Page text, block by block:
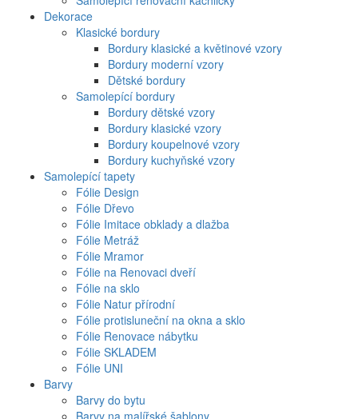
Dekorace
Klasické bordury
Bordury klasické a květinové vzory
Bordury moderní vzory
Dětské bordury
Samolepící bordury
Bordury dětské vzory
Bordury klasické vzory
Bordury koupelnové vzory
Bordury kuchyňské vzory
Samolepící tapety
Fólie Design
Fólie Dřevo
Fólie Imitace obklady a dlažba
Fólie Metráž
Fólie Mramor
Fólie na Renovaci dveří
Fólie na sklo
Fólie Natur přírodní
Fólie protisluneční na okna a sklo
Fólie Renovace nábytku
Fólie SKLADEM
Fólie UNI
Barvy
Barvy do bytu